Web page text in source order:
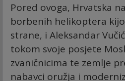
Pored ovoga, Hrvatska
borbenih helikoptera
strane, i Aleksandar
tokom svoje posjete
zvaničnicima te zemlje
nabavci oružja i